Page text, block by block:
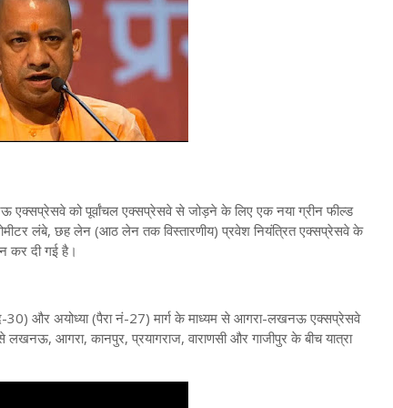
को पूर्वांचल एक्सप्रेसवे से जोड़ने के लिए एक नया ग्रीन फील्ड
लंबे, छह लेन (आठ लेन तक विस्तारणीय) प्रवेश नियंत्रित एक्सप्रेसवे के
कर दी गई है।
और अयोध्या (पैरा नं-27) मार्ग के माध्यम से आगरा-लखनऊ एक्सप्रेसवे
आगरा, कानपुर, प्रयागराज, वाराणसी और गाजीपुर के बीच यात्रा